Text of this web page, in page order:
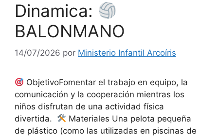
Dinamica:
BALONMANO
14/07/2026 por Ministerio Infantil Arcoíris
ObjetivoFomentar el trabajo en equipo, la
comunicación y la cooperación mientras los
niños disfrutan de una actividad física
divertida.
Materiales Una pelota pequeña
de plástico (como las utilizadas en piscinas de